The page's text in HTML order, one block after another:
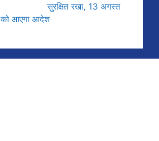
सुरक्षित रखा, 13 अगस्त
को आएगा आदेश